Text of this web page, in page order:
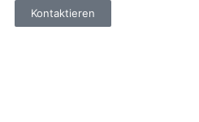
Kontaktieren